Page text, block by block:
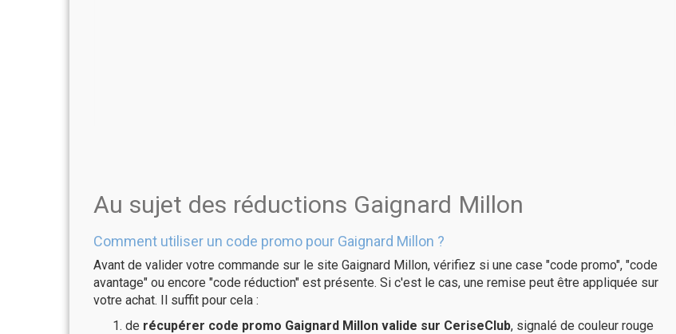
Au sujet des réductions Gaignard Millon
Comment utiliser un code promo pour Gaignard Millon ?
Avant de valider votre commande sur le site Gaignard Millon, vérifiez si une case "code promo", "code
avantage" ou encore "code réduction" est présente. Si c'est le cas, une remise peut être appliquée sur
votre achat. Il suffit pour cela :
de récupérer code promo Gaignard Millon valide sur CeriseClub, signalé de couleur rouge